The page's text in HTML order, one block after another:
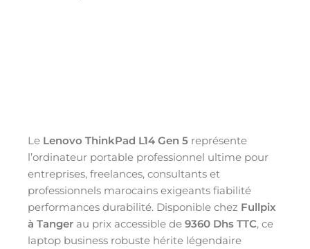
Le Lenovo ThinkPad L14 Gen 5 représente
l’ordinateur portable professionnel ultime pour
entreprises, freelances, consultants et
professionnels marocains exigeants fiabilité
performances durabilité. Disponible chez Fullpix
à Tanger au prix accessible de 9360 Dhs TTC, ce
laptop business robuste hérite légendaire